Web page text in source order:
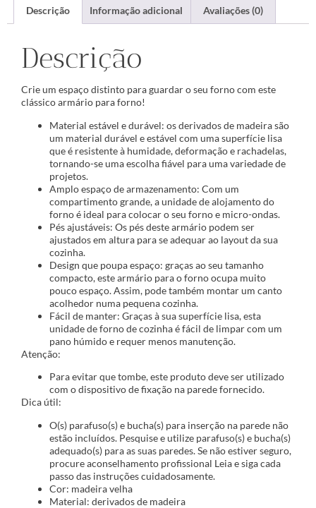
Descrição Informação adicional Avaliações (0)
Descrição
Crie um espaço distinto para guardar o seu forno com este
clássico armário para forno!
Material estável e durável: os derivados de madeira são
um material durável e estável com uma superfície lisa
que é resistente à humidade, deformação e rachadelas,
tornando-se uma escolha fiável para uma variedade de
projetos.
Amplo espaço de armazenamento: Com um
compartimento grande, a unidade de alojamento do
forno é ideal para colocar o seu forno e micro-ondas.
Pés ajustáveis: Os pés deste armário podem ser
ajustados em altura para se adequar ao layout da sua
cozinha.
Design que poupa espaço: graças ao seu tamanho
compacto, este armário para o forno ocupa muito
pouco espaço. Assim, pode também montar um canto
acolhedor numa pequena cozinha.
Fácil de manter: Graças à sua superfície lisa, esta
unidade de forno de cozinha é fácil de limpar com um
pano húmido e requer menos manutenção.
Atenção:
Para evitar que tombe, este produto deve ser utilizado
com o dispositivo de fixação na parede fornecido.
Dica útil:
O(s) parafuso(s) e bucha(s) para inserção na parede não
estão incluídos. Pesquise e utilize parafuso(s) e bucha(s)
adequado(s) para as suas paredes. Se não estiver seguro,
procure aconselhamento profissional Leia e siga cada
passo das instruções cuidadosamente.
Cor: madeira velha
Material: derivados de madeira